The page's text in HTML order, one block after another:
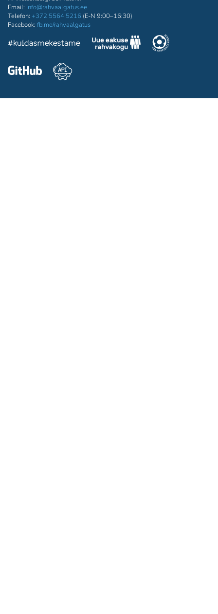
Email: info@rahvaalgatus.ee
Telefon: +372 5564 5216 (E-N 9:00–16:30)
Facebook: fb.me/rahvaalgatus